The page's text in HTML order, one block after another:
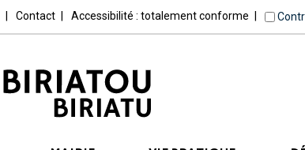
Contact Accessibilité : totalement conforme